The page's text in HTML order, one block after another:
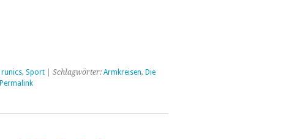
runics, Sport| Schlagwörter: Armkreisen, Die
Permalink